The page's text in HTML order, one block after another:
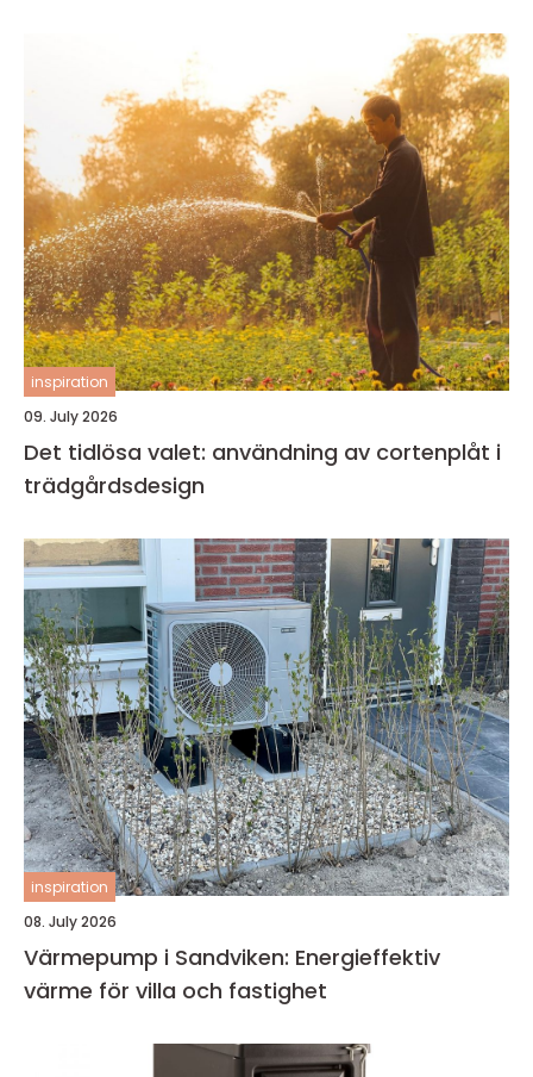
inspiration
09. July 2026
Det tidlösa valet: användning av cortenplåt i
trädgårdsdesign
inspiration
08. July 2026
Värmepump i Sandviken: Energieffektiv
värme för villa och fastighet